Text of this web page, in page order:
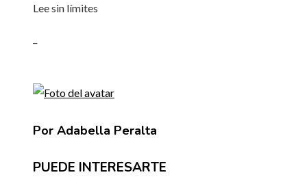
Lee sin límites
Por Adabella Peralta
PUEDE INTERESARTE